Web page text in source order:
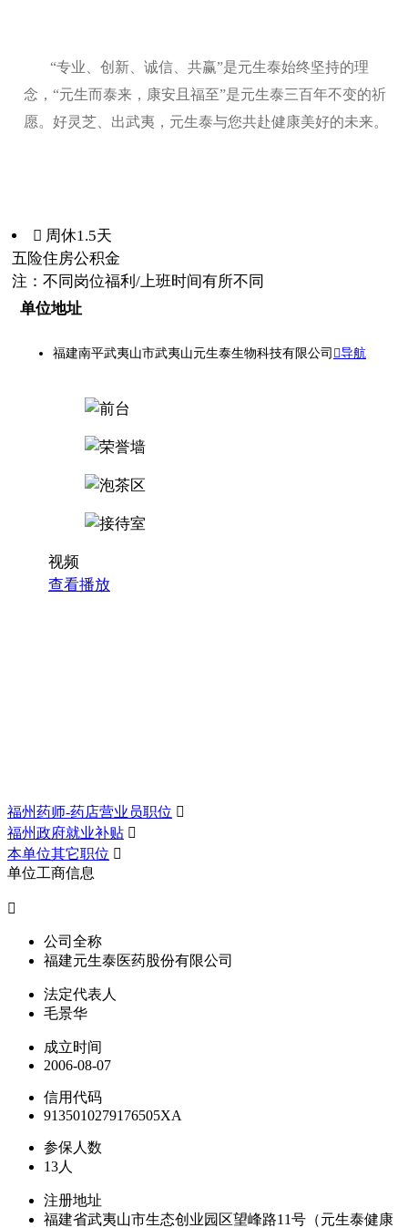
“专业、创新、诚信、共赢”是元生泰始终坚持的理
念，“元生而泰来，康安且福至”是元生泰三百年不变的祈
愿。好灵芝、出武夷，元生泰与您共赴健康美好的未来。
 周休1.5天
五险住房公积金
注：不同岗位福利/上班时间有所不同
单位地址
福建南平武夷山市武夷山元生泰生物科技有限公司 导航
视频
查看播放
福州药师-药店营业员职位 
福州政府就业补贴 
本单位其它职位 
单位工商信息

公司全称
福建元生泰医药股份有限公司
法定代表人
毛景华
成立时间
2006-08-07
信用代码
9135010279176505XA
参保人数
13人
注册地址
福建省武夷山市生态创业园区望峰路11号（元生泰健康